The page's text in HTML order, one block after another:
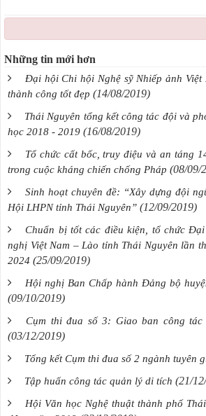
Những tin mới hơn
Đại hội Chi hội Nghệ sỹ Nhiếp ảnh Việt
thành công tốt đẹp (14/08/2019)
Thái Nguyên tổng kết công tác đội và
học 2018 - 2019 (16/08/2019)
Tổ chức cất bốc, truy điệu và an táng
trong cuộc kháng chiến chống Pháp (08/09/
Sinh hoạt chuyên đề: “Xây dựng đội
Hội LHPN tỉnh Thái Nguyên” (12/09/2019)
Chuẩn bị tốt các điều kiện, tổ chức
nghị Việt Nam – Lào tỉnh Thái Nguyên lần
2024 (25/09/2019)
Hội nghị Ban Chấp hành Đảng bộ
(09/10/2019)
Cụm thi đua số 3: Giao ban công tác
(03/12/2019)
Tổng kết Cụm thi đua số 2 ngành tuyên
Tập huấn công tác quản lý di tích (21/
Hội Văn học Nghệ thuật thành phố